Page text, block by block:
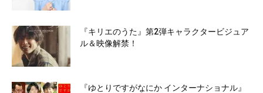
『キリエのうた』第2弾キャラクタービジュア
ル＆映像解禁！
『ゆとりですがなにか インターナショナル』